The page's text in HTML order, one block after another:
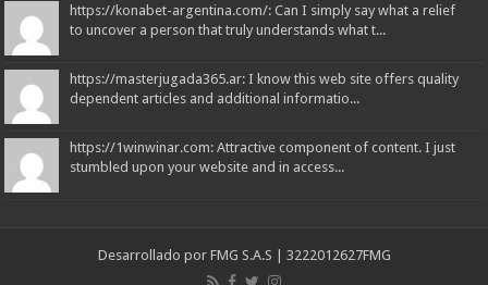
https://konabet-argentina.com/: Can I simply say what a relief
to uncover a person that truly understands what t...
https://masterjugada365.ar: I know this web site offers quality
dependent articles and additional informatio...
https://1winwinar.com: Attractive component of content. I just
stumbled upon your website and in access...
Desarrollado por FMG S.A.S | 3222012627FMG